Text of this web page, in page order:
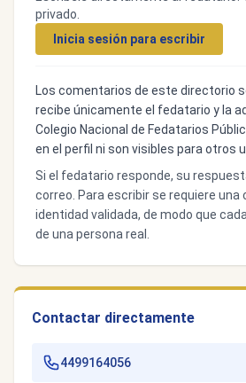
privado.
Inicia sesión para escribir
Los comentarios de este directorio
recibe únicamente el fedatario y la
Colegio Nacional de Fedatarios
en el perfil ni son visibles para otros
Si el fedatario responde, su
correo. Para escribir se requiere una
identidad validada, de modo que
de una persona real.
Contactar directamente
4499164056